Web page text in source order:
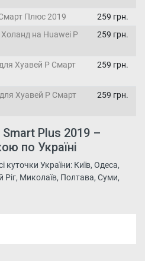
Плюс 2019
259 грн.
на Huawei P
259 грн.
Хуавей Р Смарт
259 грн.
Хуавей Р Смарт
259 грн.
Plus 2019 –
по Україні
куточки України: Київ, Одеса,
Ріг, Миколаїв, Полтава, Суми,